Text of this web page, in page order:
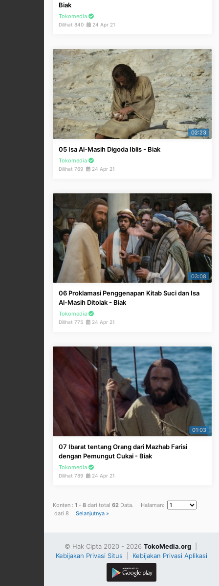
Biak
Tokomedia
Dilihat 840 24 Apr 21
02:23
05 Isa Al-Masih Digoda Iblis - Biak
Tokomedia
Dilihat 769 24 Apr 21
03:08
06 Proklamasi Penggenapan Kitab Suci dan Isa
Al-Masih Ditolak - Biak
Tokomedia
Dilihat 775 24 Apr 21
01:03
07 Ibarat tentang Orang dari Mazhab Farisi
dengan Pemungut Cukai - Biak
Tokomedia
Dilihat 789 24 Apr 21
Konten : 1 - 8 dari total 62 Data. Halaman:
dari 8
Selanjutnya »
© Hak Cipta 2020 - 2026 TokoMedia.org|
Kebijakan Privasi Situs
Kebijakan Privasi Aplikasi